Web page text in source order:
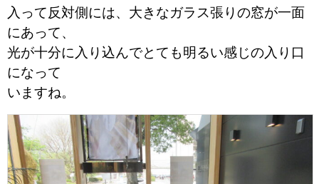
入って反対側には、大きなガラス張りの窓が一面
にあって、
光が十分に入り込んでとても明るい感じの入り口
になって
いますね。